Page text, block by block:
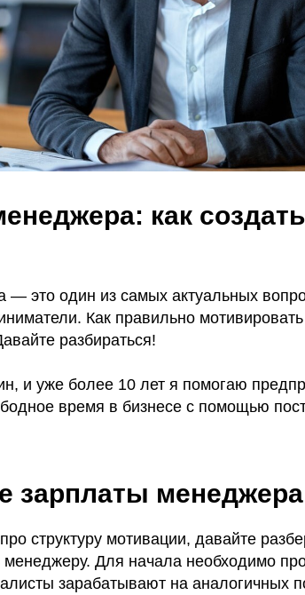
как
— это один из самых актуальных
Как правильно
разбираться!
и уже более 10 лет я помогаю
время в бизнесе с помощью
зарплаты менеджера
структуру мотивации, давайте
менеджеру. Для начала необходимо
зарабатывают на аналогичных